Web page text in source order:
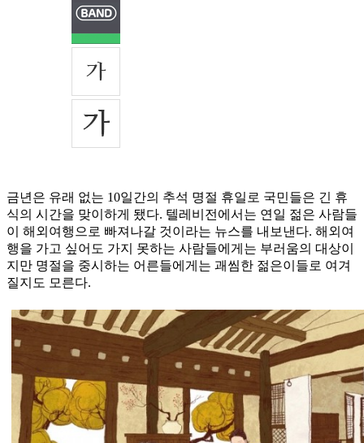
금년은 유래 없는 10일간의 추석 명절 휴일로 국민들은 긴 휴
식의 시간을 맞이하게 됐다. 텔레비전에서는 연일 젊은 사람들
이 해외여행으로 빠져나갈 것이라는 뉴스를 내보낸다. 해외여
행을 가고 싶어도 가지 못하는 사람들에게는 부러움의 대상이
지만 명절을 중시하는 어른들에게는 괘씸한 젊은이들로 여겨
질지도 모른다.